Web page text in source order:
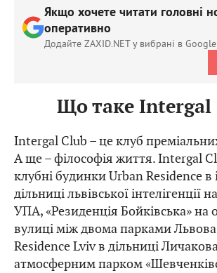
Якщо хочете читати головні
оперативно
Додайте ZAXID.NET у вибрані в Google
Що таке Intergal
Intergal Club – це клуб
А ще – філософія життя. Intergal
клубні будинки Urban Residence в
дільниці львівської інтелігенції
УПА, «Резиденція Бойківська» на
вулиці між двома парками
Residence Lviv в дільниці
атмосферним парком